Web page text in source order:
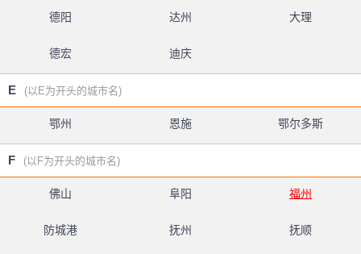
德阳 达州 大理
德宏 迪庆
E (以E为开头的城市名)
鄂州 恩施 鄂尔多斯
F (以F为开头的城市名)
佛山 阜阳 福州
防城港 抚州 抚顺